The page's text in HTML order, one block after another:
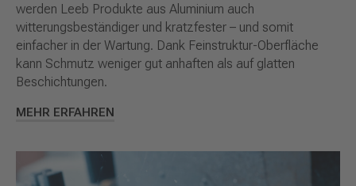
werden Leeb Produkte aus Aluminium auch
witterungsbeständiger und kratzfester – und somit
einfacher in der Wartung. Dank Feinstruktur-Oberfläche
kann Schmutz weniger gut anhaften als auf glatten
Beschichtungen.
MEHR ERFAHREN